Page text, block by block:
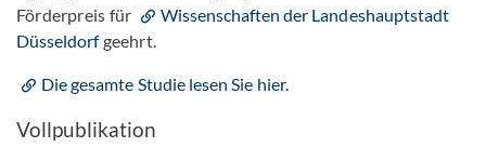
Förderpreis für
Wissenschaften der Landeshauptstadt
Düsseldorfgeehrt.
Die gesamte Studie lesen Sie hier.
Vollpublikation